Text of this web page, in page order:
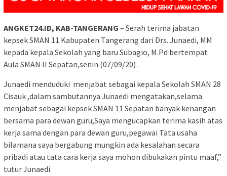
ANGKET24.ID, KAB-TANGERANG – Serah terima jabatan
kepsek SMAN 11 Kabupaten Tangerang dari Drs. Junaedi, MM
kepada kepala Sekolah yang baru Subagio, M.Pd bertempat
Aula SMAN II Sepatan,senin (07/09/20) .
Junaedi menduduki menjabat sebagai kepala Sekolah SMAN 28
Cisauk ,dalam sambutannya Junaedi mengatakan,selama
menjabat sebagai kepsek SMAN 11 Sepatan banyak kenangan
bersama para dewan guru,Saya mengucapkan terima kasih atas
kerja sama dengan para dewan guru,pegawai Tata usaha
bilamana saya bergabung mungkin ada kesalahan secara
pribadi atau tata cara kerja saya mohon dibukakan pintu maaf,”
tutur Junaedi.